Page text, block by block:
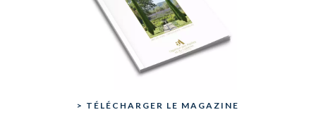
> TÉLÉCHARGER LE MAGAZINE